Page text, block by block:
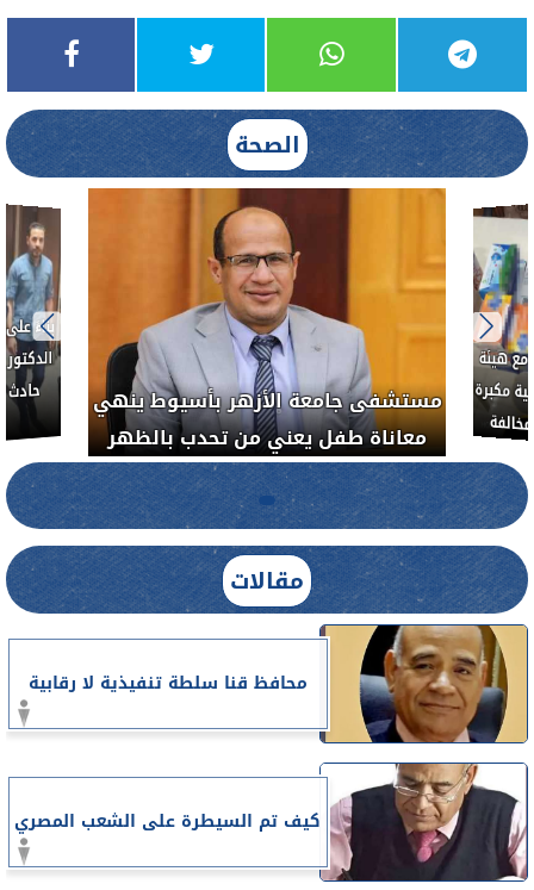
الصحة
بناءً
حادث
مستشفى جامعة الأزهر بأسيوط ينهي
معاناة طفل يعني من تحدب بالظهر
هيئة
مكبرة
مقالات
محافظ قنا سلطة تنفيذية لا رقابية
كيف تم السيطرة على الشعب المصري